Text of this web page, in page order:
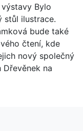
Bylo
stůl ilustrace.
bude také
čtení, kde
nový společný
na